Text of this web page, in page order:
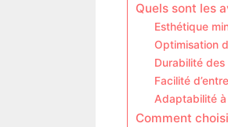
Quels sont les
Esthétique
Optimisation
Durabilité
Facilité
Adaptabilité
Comment